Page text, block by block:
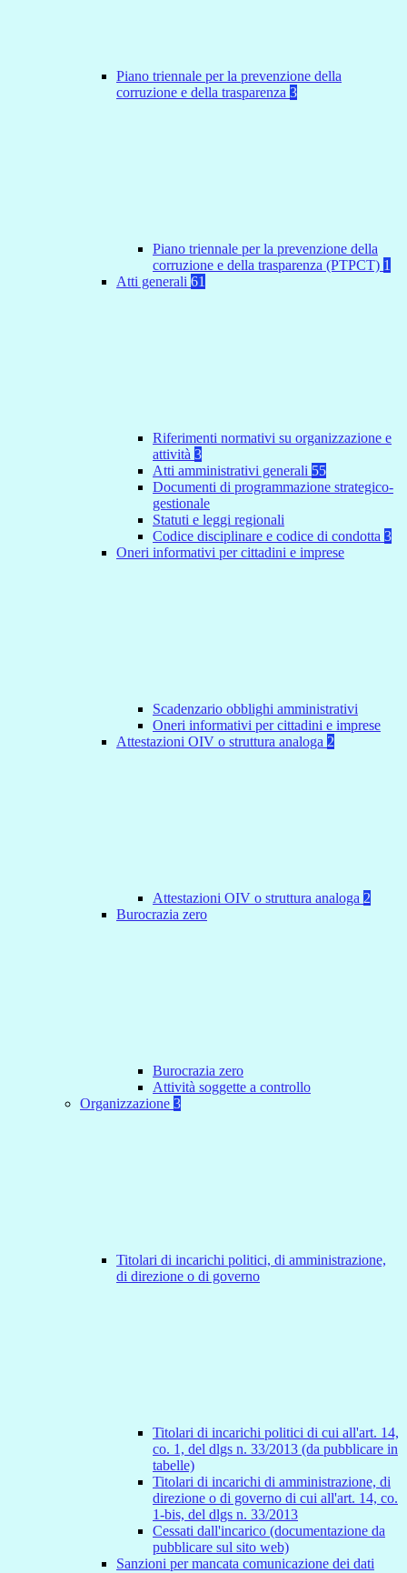
Piano triennale per la prevenzione della
corruzione e della trasparenza 3
Piano triennale per la prevenzione della
corruzione e della trasparenza (PTPCT) 1
Atti generali 61
Riferimenti normativi su organizzazione e
attività 3
Atti amministrativi generali 55
Documenti di programmazione strategico-
gestionale
Statuti e leggi regionali
Codice disciplinare e codice di condotta 3
Oneri informativi per cittadini e imprese
Scadenzario obblighi amministrativi
Oneri informativi per cittadini e imprese
Attestazioni OIV o struttura analoga 2
Attestazioni OIV o struttura analoga 2
Burocrazia zero
Burocrazia zero
Attività soggette a controllo
Organizzazione 3
Titolari di incarichi politici, di amministrazione,
di direzione o di governo
Titolari di incarichi politici di cui all'art. 14,
co. 1, del dlgs n. 33/2013 (da pubblicare in
tabelle)
Titolari di incarichi di amministrazione, di
direzione o di governo di cui all'art. 14, co.
1-bis, del dlgs n. 33/2013
Cessati dall'incarico (documentazione da
pubblicare sul sito web)
Sanzioni per mancata comunicazione dei dati